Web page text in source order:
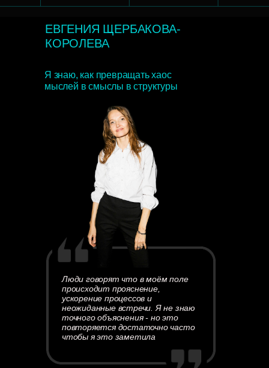
Я знаю, как превращать хаос
мыслей в смыслы в структуры
Люди говорят что в моём поле
происходит прояснение,
ускорение процессов и
неожиданные встречи. Я не знаю
точного объяснения - но это
повторяется достаточно часто
чтобы я это заметила
ЕВГЕНИЯ ЩЕРБАКОВА-
КОРОЛЕВА